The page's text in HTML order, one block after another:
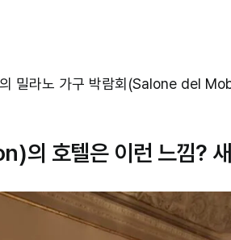
밀라노 가구 박람회(Salone del
호텔은 이런 느낌? 새